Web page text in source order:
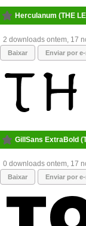
Herculanum (THE
2 downloads ontem, 17
Baixar Enviar por
GillSans ExtraBold
0 downloads ontem, 17
Baixar Enviar por